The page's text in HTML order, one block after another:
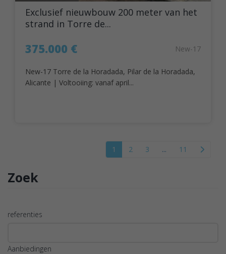
Exclusief nieuwbouw 200 meter van het
strand in Torre de...
375.000 € New-17
New-17 Torre de la Horadada, Pilar de la Horadada,
Alicante | Voltooiing: vanaf april...
1 2 3 ... 11
Zoek
referenties
Aanbiedingen